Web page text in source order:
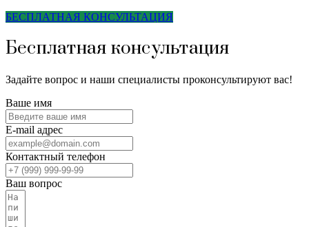
БЕСПЛАТНАЯ КОНСУЛЬТАЦИЯ
Бесплатная консультация
Задайте вопрос и наши специалисты проконсультируют вас!
Ваше имя
E-mail адрес
Контактный телефон
Ваш вопрос